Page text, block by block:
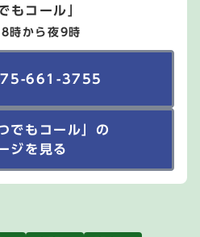
もコール」
時から夜9時
661-3755
でもコール」の
ジを見る